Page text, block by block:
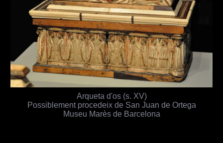
Arqueta d'os (s. XV)
Possiblement procedeix de San Juan de Ortega
Museu Marès de Barcelona